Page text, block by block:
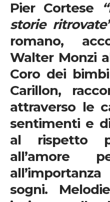
Pier Cortese
storie
romano,
Walter Monzi
Coro dei
Carillon,
attraverso le
sentimenti e
al rispetto
all’amore
sogni.